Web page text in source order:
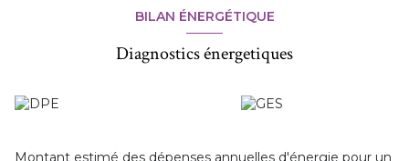
BILAN ÉNERGÉTIQUE
Diagnostics énergetiques
Montant estimé des dépenses annuelles d'énergie pour un